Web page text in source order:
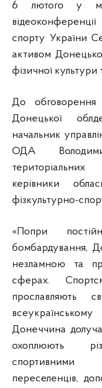
6 лютого у
спорту України
активом
фізичної
До обговорення
Донецької
начальник
ОДА
керівники
фізкультурно-
«Попри
бомбардування,
незламною та
сферах.
прославляють
Донеччина
охоплюють
спортивними
переселенців,